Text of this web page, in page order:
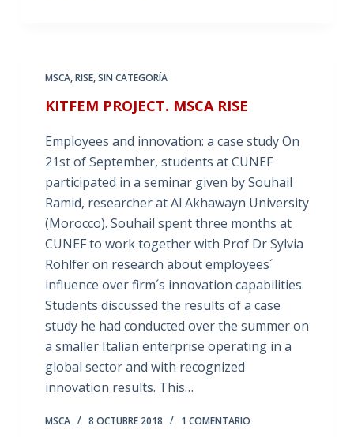
MSCA,RISE,SIN CATEGORÍA
KITFEM PROJECT. MSCA RISE
Employees and innovation: a case study On
21st of September, students at CUNEF
participated in a seminar given by Souhail
Ramid, researcher at Al Akhawayn University
(Morocco). Souhail spent three months at
CUNEF to work together with Prof Dr Sylvia
Rohlfer on research about employees´
influence over firm´s innovation capabilities.
Students discussed the results of a case
study he had conducted over the summer on
a smaller Italian enterprise operating in a
global sector and with recognized
innovation results. This…
MSCA 8 OCTUBRE 2018 1 COMENTARIO